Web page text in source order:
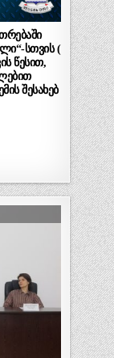
სთვის (
წესით,
შესახებ